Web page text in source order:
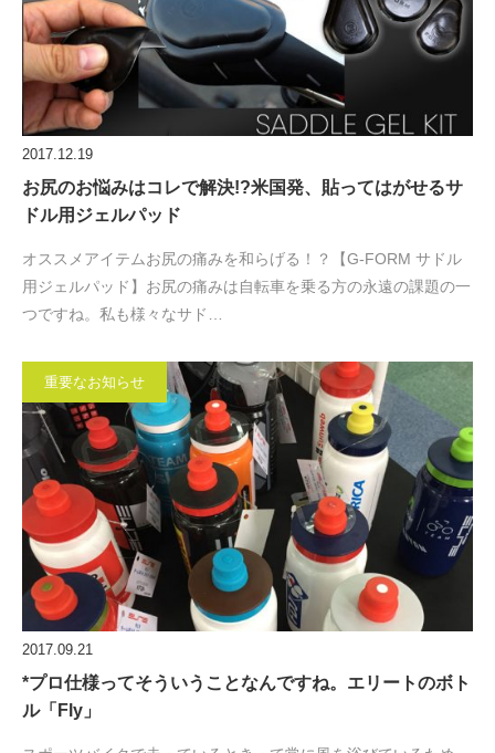
2017.12.19
お尻のお悩みはコレで解決!?米国発、貼ってはがせるサ
ドル用ジェルパッド
オススメアイテムお尻の痛みを和らげる！？【G-FORM サドル
用ジェルパッド】お尻の痛みは自転車を乗る方の永遠の課題の一
つですね。私も様々なサド…
重要なお知らせ
2017.09.21
*プロ仕様ってそういうことなんですね。エリートのボト
ル「Fly」